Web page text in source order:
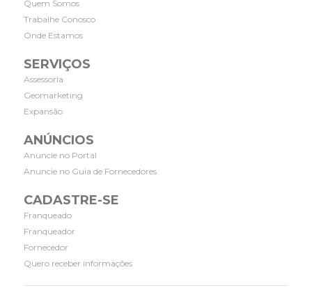
Quem Somos
Trabalhe Conosco
Onde Estamos
SERVIÇOS
Assessoria
Geomarketing
Expansão
ANÚNCIOS
Anuncie no Portal
Anuncie no Guia de Fornecedores
CADASTRE-SE
Franqueado
Franqueador
Fornecedor
Quero receber informações